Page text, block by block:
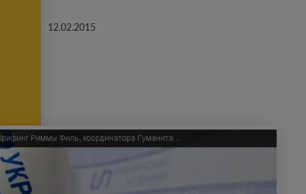
12.02.2015